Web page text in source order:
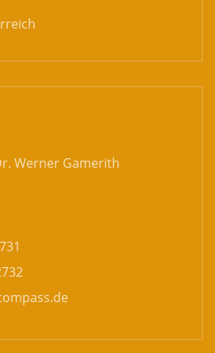
Werner Gamerith